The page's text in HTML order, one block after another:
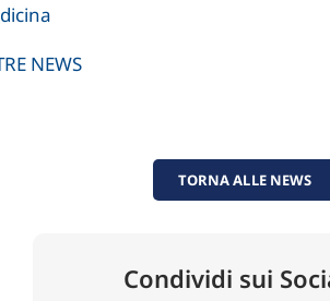
NEWS
TORNA ALLE NEWS
Condividi sui